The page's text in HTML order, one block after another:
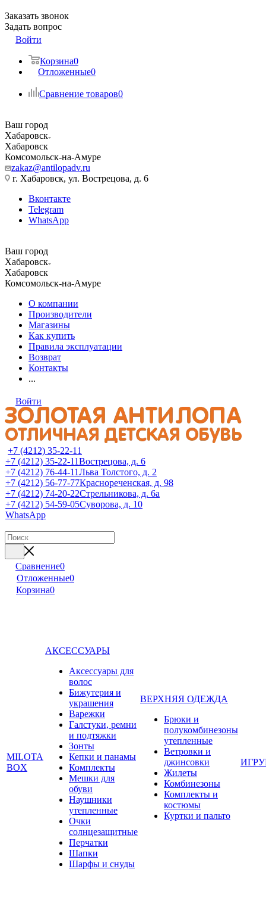
Заказать звонок
Задать вопрос
Войти
Корзина0
Отложенные0
Сравнение товаров0
Ваш город
Хабаровск
Хабаровск
Комсомольск-на-Амуре
zakaz@antilopadv.ru
г. Хабаровск, ул. Вострецова, д. 6
Вконтакте
Telegram
WhatsApp
Ваш город
Хабаровск
Хабаровск
Комсомольск-на-Амуре
О компании
Производители
Магазины
Как купить
Правила эксплуатации
Возврат
Контакты
...
Войти
+7 (4212) 35-22-11
+7 (4212) 35-22-11Вострецова, д. 6
+7 (4212) 76-44-11Льва Толстого, д. 2
+7 (4212) 56-77-77Краснореченская, д. 98
+7 (4212) 74-20-22Стрельникова, д. 6а
+7 (4212) 54-59-05Суворова, д. 10
WhatsApp
Сравнение0
Отложенные0
Корзина0
MILOTA
BOX
АКСЕССУАРЫ
Аксессуары для
волос
Бижутерия и
украшения
Варежки
Галстуки, ремни
и подтяжки
Зонты
Кепки и панамы
Комплекты
Мешки для
обуви
Наушники
утепленные
Очки
солнцезащитные
Перчатки
Шапки
Шарфы и снуды
ВЕРХНЯЯ ОДЕЖДА
Брюки и
полукомбинезоны
утепленные
Ветровки и
джинсовки
Жилеты
Комбинезоны
Комплекты и
костюмы
Куртки и пальто